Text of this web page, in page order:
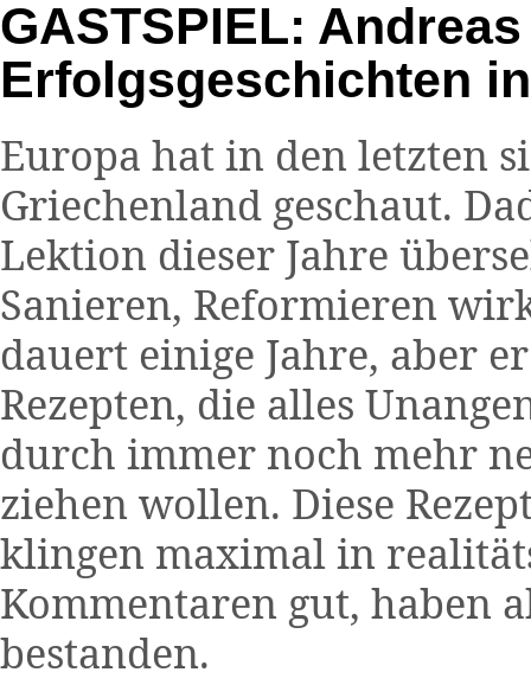
GASTSPIEL:
Erfolgsgeschichten
Europa hat in den letzten
Griechenland geschaut.
Lektion dieser Jahre
Sanieren, Reformieren
dauert einige Jahre, aber
Rezepten, die alles
durch immer noch mehr
ziehen wollen. Diese
klingen maximal in
Kommentaren gut, haben
bestanden.